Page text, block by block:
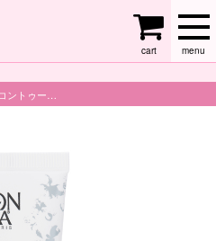
menu
cart